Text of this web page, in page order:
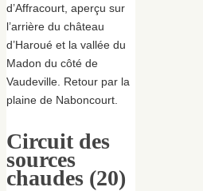
d’Affracourt, aperçu sur
l’arrière du château
d’Haroué et la vallée du
Madon du côté de
Vaudeville. Retour par la
plaine de Naboncourt.
Circuit des
sources
chaudes (20)